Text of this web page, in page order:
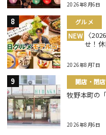
2026年8月6日
グルメ
NEW 〈
せ！休
2026年8月7日
開店・閉店
牧野本町の
2026年8月6日